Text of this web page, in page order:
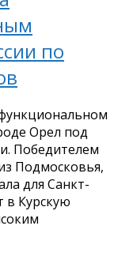
по
Орел под
Победителем
Подмосковья,
для Санкт-
в Курскую